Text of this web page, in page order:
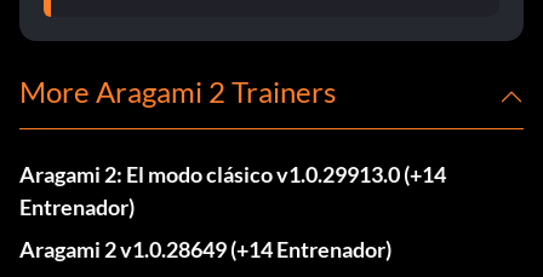
More Aragami 2 Trainers
Aragami 2: El modo clásico v1.0.29913.0 (+14
Entrenador)
Aragami 2 v1.0.28649 (+14 Entrenador)